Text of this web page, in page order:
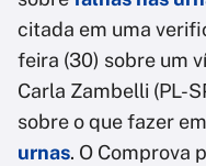
citada em uma
feira (30) sobre um
Carla Zambelli (PL-
sobre o que fazer
urnas. O Comprova